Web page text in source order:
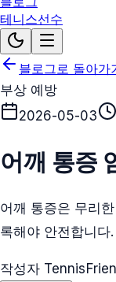
테니스선수
블로그로 돌아가
부상 예방
2026-05-03
어깨 통증
어깨 통증은 무리
록해야 안전합니다.
작성자